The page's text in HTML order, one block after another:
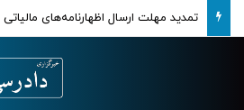
تمدید مهلت ارسال اظهارنامه‌های مالیاتی تا